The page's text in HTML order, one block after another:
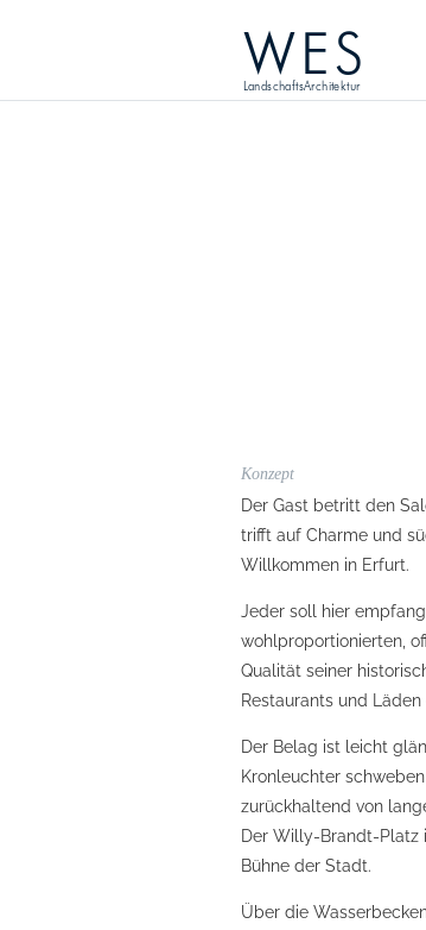
WES
LandschaftsArchitektur
Konzept
Der Gast betritt den
trifft auf Charme und
Willkommen in Erfurt.
Jeder soll hier
wohlproportionierten,
Qualität seiner
Restaurants und
Der Belag ist leicht
Kronleuchter
zurückhaltend von
Der Willy-Brandt-Platz
Bühne der Stadt.
Über die